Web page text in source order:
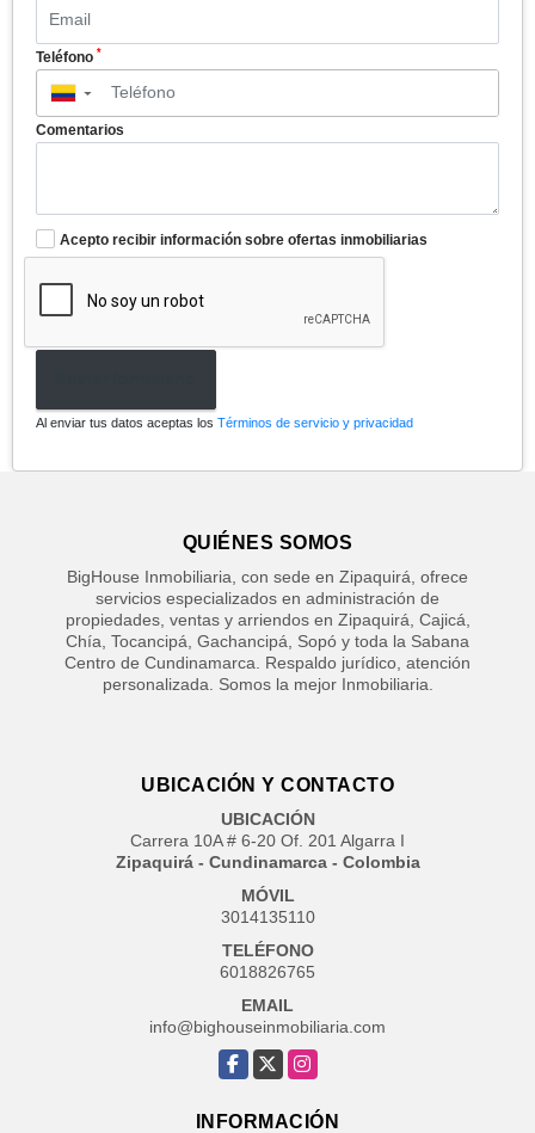
Teléfono *
▼
Comentarios
Acepto recibir información sobre ofertas inmobiliarias
Al enviar tus datos aceptas los Términos de servicio y privacidad
QUIÉNES SOMOS
BigHouse Inmobiliaria, con sede en Zipaquirá, ofrece
servicios especializados en administración de
propiedades, ventas y arriendos en Zipaquirá, Cajicá,
Chía, Tocancipá, Gachancipá, Sopó y toda la Sabana
Centro de Cundinamarca. Respaldo jurídico, atención
personalizada. Somos la mejor Inmobiliaria.
UBICACIÓN Y CONTACTO
UBICACIÓN
Carrera 10A # 6-20 Of. 201 Algarra I
Zipaquirá - Cundinamarca - Colombia
MÓVIL
3014135110
TELÉFONO
6018826765
EMAIL
info@bighouseinmobiliaria.com
Facebook
X Instagram
INFORMACIÓN